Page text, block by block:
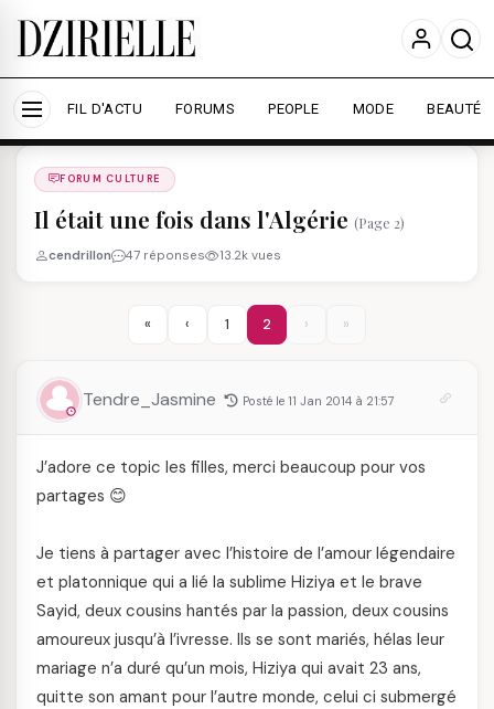
Nous utilisons des cookies pour améliorer votre
expérience et mesurer l'audience.
En savoir plus
Accepter tout Personnaliser
FIL D'ACTU FORUMS PEOPLE MODE BEAUTÉ
Forums
FORUM CULTURE
Il était une fois dans l'Algérie (Page 2)
cendrillon 47 réponses 13.2k vues
« ‹ 1 2 › »
Tendre_Jasmine Posté le 11 Jan 2014 à 21:57
J’adore ce topic les filles, merci beaucoup pour vos
partages 😊
Je tiens à partager avec l’histoire de l’amour légendaire
et platonnique qui a lié la sublime Hiziya et le brave
Sayid, deux cousins hantés par la passion, deux cousins
amoureux jusqu’à l’ivresse. Ils se sont mariés, hélas leur
mariage n’a duré qu’un mois, Hiziya qui avait 23 ans,
quitte son amant pour l’autre monde, celui ci submergé